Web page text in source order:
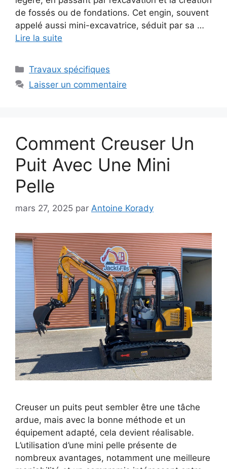
de fossés ou de fondations. Cet engin, souvent
appelé aussi mini-excavatrice, séduit par sa …
Lire la suite
Catégories
Travaux spécifiques
Laisser un commentaire
Comment Creuser Un
Puit Avec Une Mini
Pelle
mars 27, 2025 par Antoine Korady
Creuser un puits peut sembler être une tâche
ardue, mais avec la bonne méthode et un
équipement adapté, cela devient réalisable.
L’utilisation d’une mini pelle présente de
nombreux avantages, notamment une meilleure